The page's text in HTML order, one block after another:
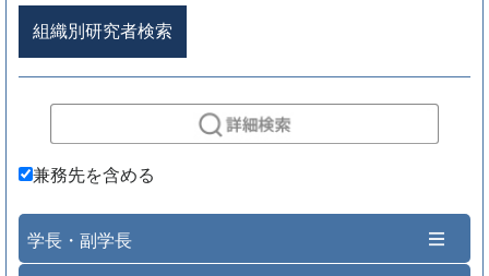
組織別研究者検索
兼務先を含める
学長・副学長